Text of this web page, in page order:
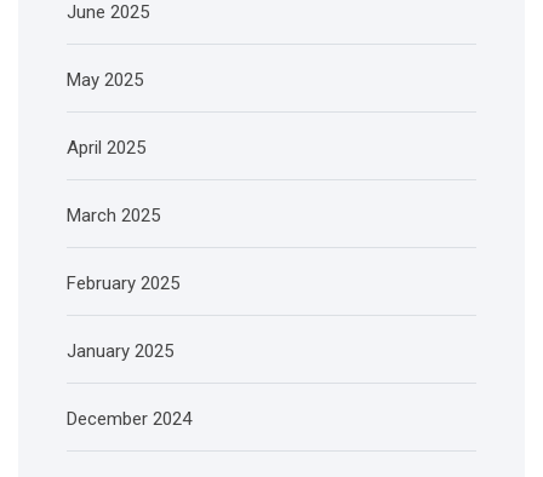
June 2025
May 2025
April 2025
March 2025
February 2025
January 2025
December 2024